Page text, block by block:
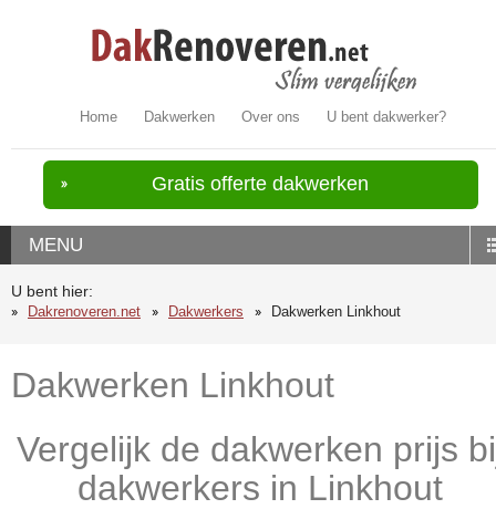
Home Dakwerken Over ons U bent dakwerker?
Gratis offerte dakwerken
MENU
U bent hier:
Dakrenoveren.net
Dakwerkers Dakwerken Linkhout
Dakwerken Linkhout
Vergelijk de dakwerken prijs
dakwerkers in Linkhout